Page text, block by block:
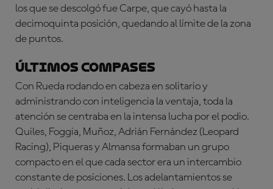
los que se descolgó fue Carpe, que cayó hasta la
decimoquinta posición, quedando al límite de la zona
de puntos.
Últimos compases
Con Rueda rodando en cabeza en solitario y
administrando con inteligencia la ventaja, toda la
atención se centraba en la intensa lucha por el podio.
Quiles, Foggia, Muñoz, Adrián Fernández (Leopard
Racing), Piqueras y Almansa formaban un grupo
compacto en el que cada sector era un intercambio
constante de posiciones. Los adelantamientos se